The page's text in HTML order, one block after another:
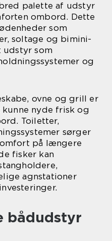
palette af udstyr
ombord. Dette
som
soltage og bimini-
udstyr som
og
ovne og grill er
nyde frisk og
Toiletter,
sørger
på længere
fisker kan
agnstationer
bådudstyr